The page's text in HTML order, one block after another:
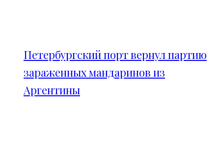
Петербургский порт вернул партию
зараженных мандаринов из
Аргентины